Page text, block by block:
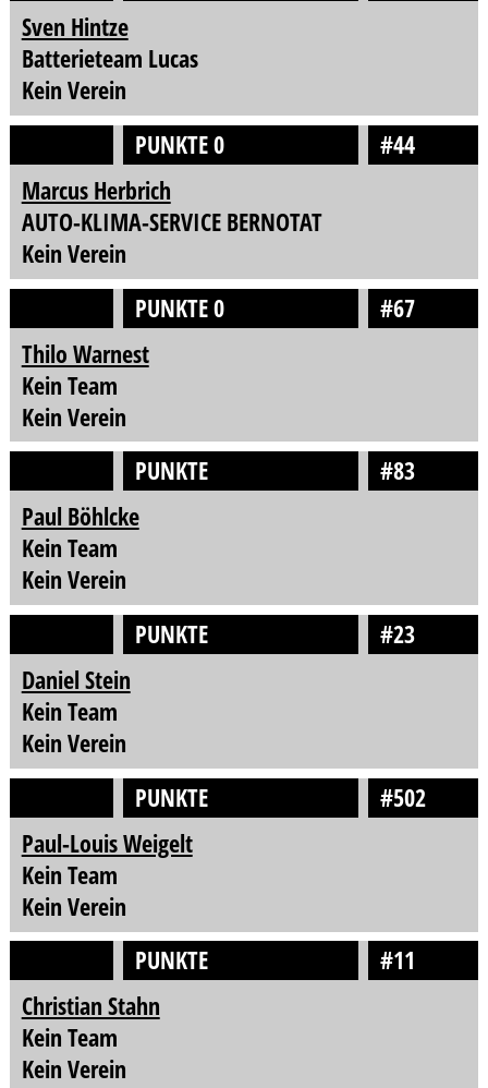
Sven Hintze
Batterieteam Lucas
Kein Verein
PUNKTE 0
#44
Marcus Herbrich
AUTO-KLIMA-SERVICE BERNOTAT
Kein Verein
PUNKTE 0
#67
Thilo Warnest
Kein Team
Kein Verein
PUNKTE
#83
Paul Böhlcke
Kein Team
Kein Verein
PUNKTE
#23
Daniel Stein
Kein Team
Kein Verein
PUNKTE
#502
Paul-Louis Weigelt
Kein Team
Kein Verein
PUNKTE
#11
Christian Stahn
Kein Team
Kein Verein